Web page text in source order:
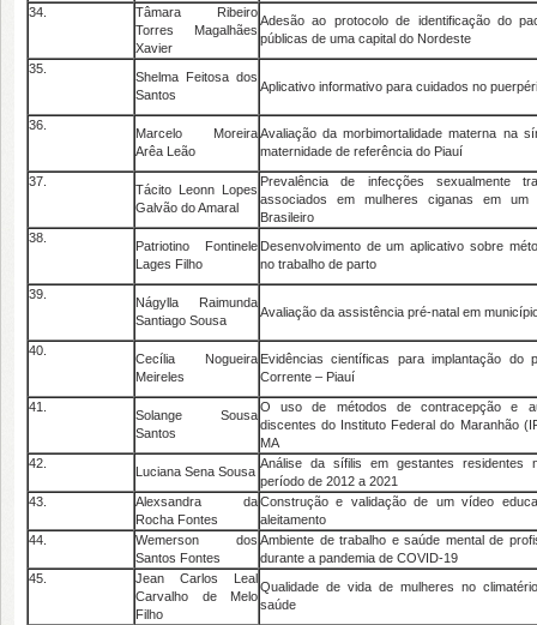
34.
Tâmara Ribeiro
Torres Magalhães
Xavier
Adesão ao protocolo de identificação do
públicas de uma capital do Nordeste
35.
Shelma Feitosa dos
Santos
Aplicativo informativo para cuidados no
36.
Marcelo Moreira
Arêa Leão
Avaliação da morbimortalidade materna na
maternidade de referência do Piauí
37.
Tácito Leonn Lopes
Galvão do Amaral
Prevalência de infecções sexualmente
associados em mulheres ciganas em um
Brasileiro
38.
Patriotino Fontinele
Lages Filho
Desenvolvimento de um aplicativo sobre
no trabalho de parto
39.
Nágylla Raimunda
Santiago Sousa
Avaliação da assistência pré-natal em
40.
Cecília Nogueira
Meireles
Evidências científicas para implantação do
Corrente – Piauí
41.
Solange Sousa
Santos
O uso de métodos de contracepção e
discentes do Instituto Federal do Maranhão
MA
42.
Luciana Sena Sousa
Análise da sífilis em gestantes residentes
período de 2012 a 2021
43.
Alexsandra da
Rocha Fontes
Construção e validação de um vídeo
aleitamento
44.
Wemerson dos
Santos Fontes
Ambiente de trabalho e saúde mental de
durante a pandemia de COVID-19
45.
Jean Carlos Leal
Carvalho de Melo
Filho
Qualidade de vida de mulheres no
saúde